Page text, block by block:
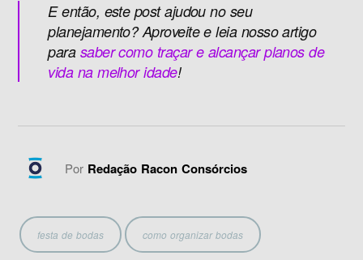
E então, este post ajudou no seu
planejamento? Aproveite e leia nosso artigo
para saber como traçar e alcançar planos de
vida na melhor idade!
Por Redação Racon Consórcios
festa de bodas como organizar bodas